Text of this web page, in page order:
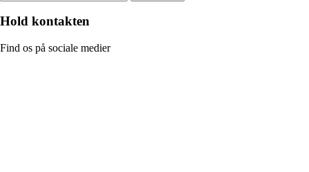
Hold kontakten
Find os på sociale medier